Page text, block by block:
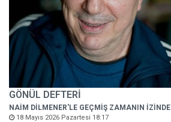
GÖNÜL DEFTERİ
NAİM DİLMENER'LE GEÇMİŞ ZAMANIN İZİNDE
18 Mayıs 2026 Pazartesi 18:17